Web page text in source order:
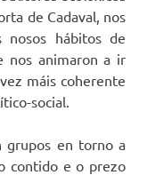
de Cadaval, nos
nosos hábitos de
nos animaron a ir
máis coherente
social.
grupos en torno a
contido e o prezo